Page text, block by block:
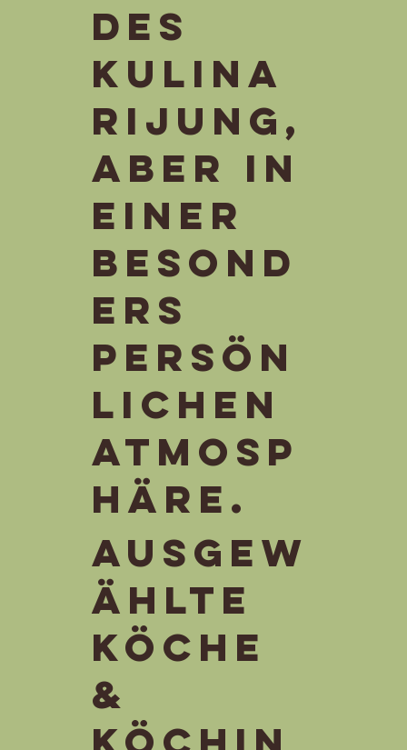
des
Kulina
riJung,
aber in
einer
besond
ers
persön
lichen
Atmosp
häre.
Ausgew
ählte
Köche
&